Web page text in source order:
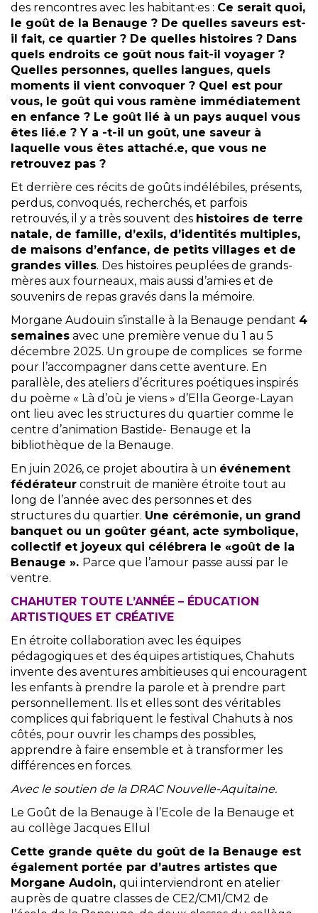
des rencontres avec les habitant·es : Ce serait quoi,
le goût de la Benauge ? De quelles saveurs est-
il fait, ce quartier ? De quelles histoires ? Dans
quels endroits ce goût nous fait-il voyager ?
Quelles personnes, quelles langues, quels
moments il vient convoquer ? Quel est pour
vous, le goût qui vous ramène immédiatement
en enfance ? Le goût lié à un pays auquel vous
êtes lié.e ? Y a -t-il un goût, une saveur à
laquelle vous êtes attaché.e, que vous ne
retrouvez pas ?
Et derrière ces récits de goûts indélébiles, présents,
perdus, convoqués, recherchés, et parfois
retrouvés, il y a très souvent des histoires de terre
natale, de famille, d’exils, d’identités multiples,
de maisons d’enfance, de petits villages et de
grandes villes. Des histoires peuplées de grands-
mères aux fourneaux, mais aussi d’ami·es et de
souvenirs de repas gravés dans la mémoire.
Morgane Audouin s’installe à la Benauge pendant 4
semaines avec une première venue du 1 au 5
décembre 2025. Un groupe de complices se forme
pour l’accompagner dans cette aventure. En
parallèle, des ateliers d’écritures poétiques inspirés
du poème « Là d’où je viens » d’Ella George-Layan
ont lieu avec les structures du quartier comme le
centre d’animation Bastide- Benauge et la
bibliothèque de la Benauge.
En juin 2026, ce projet aboutira à un événement
fédérateur construit de manière étroite tout au
long de l’année avec des personnes et des
structures du quartier. Une cérémonie, un grand
banquet ou un goûter géant, acte symbolique,
collectif et joyeux qui célébrera le «goût de la
Benauge ». Parce que l’amour passe aussi par le
ventre.
CHAHUTER TOUTE L’ANNÉE – ÉDUCATION
ARTISTIQUES ET CRÉATIVE
En étroite collaboration avec les équipes
pédagogiques et des équipes artistiques, Chahuts
invente des aventures ambitieuses qui encouragent
les enfants à prendre la parole et à prendre part
personnellement. Ils et elles sont des véritables
complices qui fabriquent le festival Chahuts à nos
côtés, pour ouvrir les champs des possibles,
apprendre à faire ensemble et à transformer les
différences en forces.
Avec le soutien de la DRAC Nouvelle-Aquitaine.
Le Goût de la Benauge à l’Ecole de la Benauge et
au collège Jacques Ellul
Cette grande quête du goût de la Benauge est
également portée par d’autres artistes que
Morgane Audoin, qui interviendront en atelier
auprès de quatre classes de CE2/CM1/CM2 de